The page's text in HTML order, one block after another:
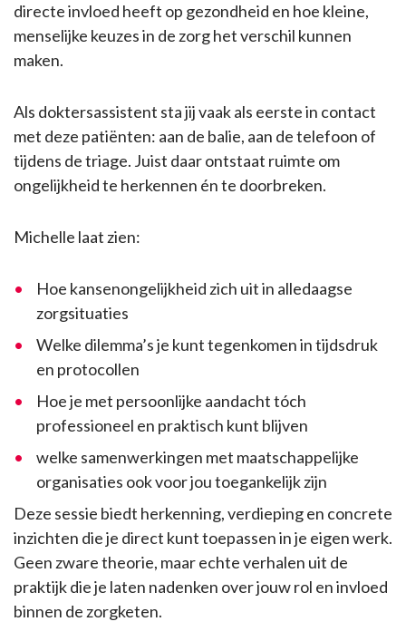
directe invloed heeft op gezondheid en hoe kleine,
menselijke keuzes in de zorg het verschil kunnen
maken.
Als doktersassistent sta jij vaak als eerste in contact
met deze patiënten: aan de balie, aan de telefoon of
tijdens de triage. Juist daar ontstaat ruimte om
ongelijkheid te herkennen én te doorbreken.
Michelle laat zien:
Hoe kansenongelijkheid zich uit in alledaagse
zorgsituaties
Welke dilemma’s je kunt tegenkomen in tijdsdruk
en protocollen
Hoe je met persoonlijke aandacht tóch
professioneel en praktisch kunt blijven
welke samenwerkingen met maatschappelijke
organisaties ook voor jou toegankelijk zijn
Deze sessie biedt herkenning, verdieping en concrete
inzichten die je direct kunt toepassen in je eigen werk.
Geen zware theorie, maar echte verhalen uit de
praktijk die je laten nadenken over jouw rol en invloed
binnen de zorgketen.